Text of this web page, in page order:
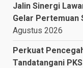
Jalin Sinergi
Gelar Pertemuan
Agustus 2026
Perkuat
Tandatangani